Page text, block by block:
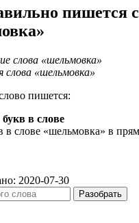
пишется
слова «шельмовка»
«шельмовка»
пишется:
в слове
в слове «шельмовка» в
2020-07-30
Разобрать